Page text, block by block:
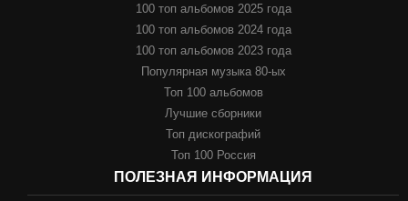
100 топ альбомов 2025 года
100 топ альбомов 2024 года
100 топ альбомов 2023 года
Популярная музыка 80-ых
Топ 100 альбомов
Лучшие сборники
Топ дискографий
Топ 100 Россия
ПОЛЕЗНАЯ ИНФОРМАЦИЯ